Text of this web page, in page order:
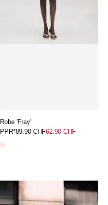
Robe 'Fray'
PPR*89.90 CHF62.90 CHF